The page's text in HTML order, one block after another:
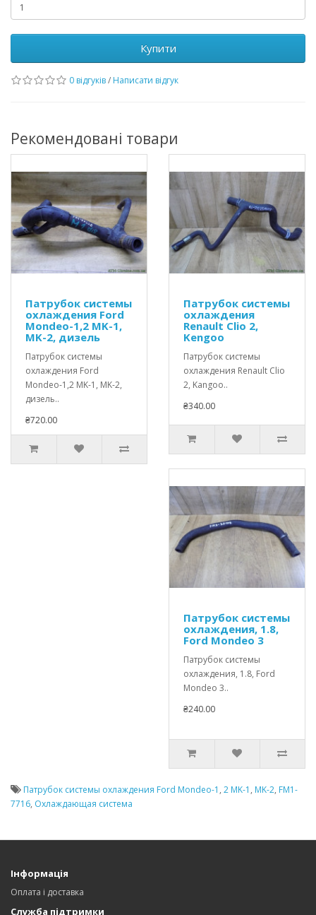
Купити
0 відгуків/ Написати відгук
Рекомендовані товари
Патрубок системы
охлаждения Ford
Mondeo-1,2 MK-1,
MK-2, дизель
Патрубок системы
охлаждения Ford
Mondeo-1,2 MK-1, MK-2,
дизель..
₴720.00
Патрубок системы
охлаждения
Renault Clio 2,
Kengoo
Патрубок системы
охлаждения Renault Clio
2, Kangoo..
₴340.00
Патрубок системы
охлаждения, 1.8,
Ford Mondeo 3
Патрубок системы
охлаждения, 1.8, Ford
Mondeo 3..
₴240.00
Патрубок системы охлаждения Ford Mondeo-1 , 2 MK-1 , MK-2, FM1-
7716, Охлаждающая система
Інформація
Оплата і доставка
Служба підтримки